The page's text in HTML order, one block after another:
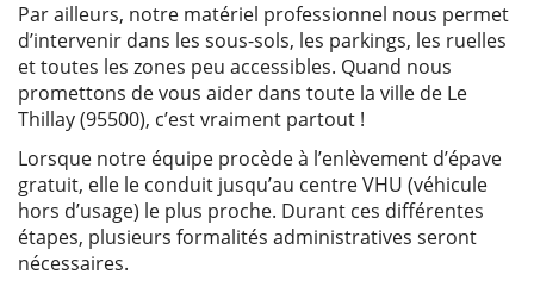
Par ailleurs, notre matériel professionnel nous permet
d’intervenir dans les sous-sols, les parkings, les ruelles
et toutes les zones peu accessibles. Quand nous
promettons de vous aider dans toute la ville de Le
Thillay (95500), c’est vraiment partout !
Lorsque notre équipe procède à l’enlèvement d’épave
gratuit, elle le conduit jusqu’au centre VHU (véhicule
hors d’usage) le plus proche. Durant ces différentes
étapes, plusieurs formalités administratives seront
nécessaires.